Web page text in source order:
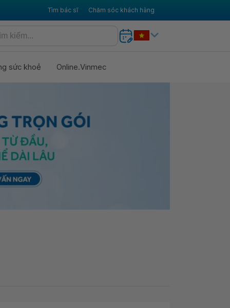
Tìm bác sĩ Chăm sóc khách hàng
sức khoẻ Online.Vinmec